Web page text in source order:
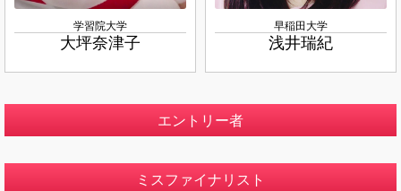
学習院大学
大坪奈津子
早稲田大学
浅井瑞紀
エントリー者
ミスファイナリスト